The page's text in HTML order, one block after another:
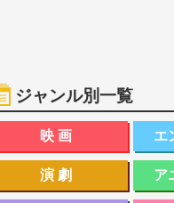
ジャンル別一覧
映画 エ
演劇 ア